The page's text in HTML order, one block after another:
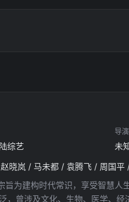
综艺
导演
未
晓岚 / 马未都 / 袁腾飞 / 周国
为建构时代常识，享受智慧人
曾涉及文化、生物、医学、经